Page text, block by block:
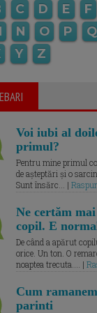
C D E F
N O P Q
Y Z
Voi iubi al
primul?
Pentru mine primul
de așteptări și o
Sunt însărc... |
Ne certăm
copil. E
De când a apărut
orice. Un ton. O
noaptea trecuta.... |
Cum
parinti